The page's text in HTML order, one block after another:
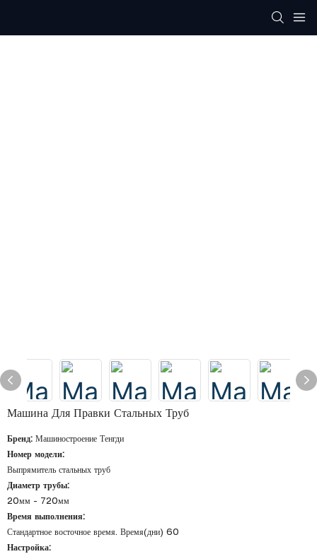
Машина Для Правки Стальных Труб
Бренд: Машиностроение Тенгди
Номер модели:
Выпрямитель стальных труб
Диаметр трубы:
20мм - 720мм
Время выполнения:
Стандартное восточное время. Время(дни) 60
Настройка: